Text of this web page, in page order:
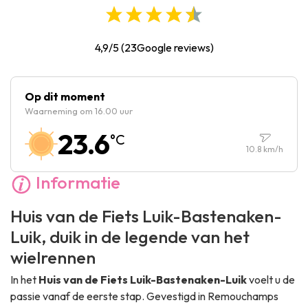
-17:00
10:00 -
Vrijdag :13:00-
Zondag :10:00- 17:00
4,9/5(23Google reviews)
Op dit moment
Waarneming om 16.00 uur
23.6°C
10.8 km/h
Informatie
Huis van de Fiets Luik-Bastenaken-
Luik, duik in de legende van het
wielrennen
In het Huis van de Fiets Luik-Bastenaken-Luikvoelt u de
passie vanaf de eerste stap. Gevestigd in Remouchamps